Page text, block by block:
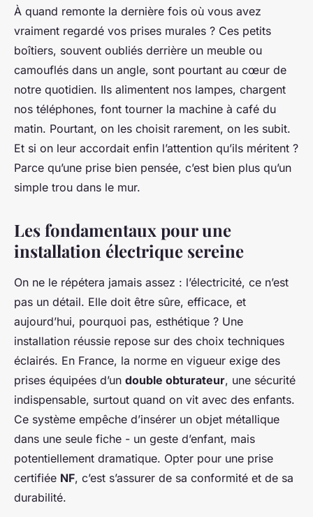
Les indispensables prises
électriques pour un meilleur
confort
Fabien•29/06/2026 08:05•10 min de lecture
À quand remonte la dernière fois où vous avez
vraiment regardé vos prises murales ? Ces petits
boîtiers, souvent oubliés derrière un meuble ou
camouflés dans un angle, sont pourtant au cœur de
notre quotidien. Ils alimentent nos lampes, chargent
nos téléphones, font tourner la machine à café du
matin. Pourtant, on les choisit rarement, on les subit.
Et si on leur accordait enfin l’attention qu’ils méritent ?
Parce qu’une prise bien pensée, c’est bien plus qu’un
simple trou dans le mur.
Les fondamentaux pour une
installation électrique sereine
On ne le répétera jamais assez : l’électricité, ce n’est
pas un détail. Elle doit être sûre, efficace, et
aujourd’hui, pourquoi pas, esthétique ? Une
installation réussie repose sur des choix techniques
éclairés. En France, la norme en vigueur exige des
prises équipées d’un double obturateur, une sécurité
indispensable, surtout quand on vit avec des enfants.
Ce système empêche d’insérer un objet métallique
dans une seule fiche - un geste d’enfant, mais
potentiellement dramatique. Opter pour une prise
certifiée NF, c’est s’assurer de sa conformité et de sa
durabilité.